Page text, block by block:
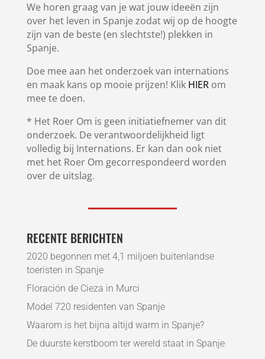
We horen graag van je wat jouw ideeën zijn
over het leven in Spanje zodat wij op de hoogte
zijn van de beste (en slechtste!) plekken in
Spanje.
Doe mee aan het onderzoek van internations
en maak kans op mooie prijzen! Klik HIERom
mee te doen.
* Het Roer Om is geen initiatiefnemer van dit
onderzoek. De verantwoordelijkheid ligt
volledig bij Internations. Er kan dan ook niet
met het Roer Om gecorrespondeerd worden
over de uitslag.
RECENTE BERICHTEN
2020 begonnen met 4,1 miljoen buitenlandse
toeristen in Spanje
Floración de Cieza in Murci
Model 720 residenten van Spanje
Waarom is het bijna altijd warm in Spanje?
De duurste kerstboom ter wereld staat in Spanje